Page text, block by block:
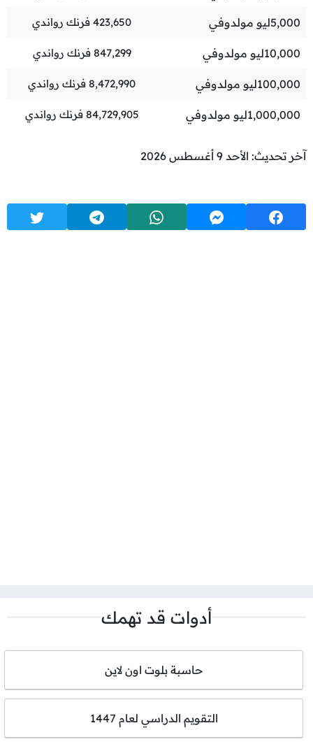
5,000ليو مولدوفي 423,650 فرنك رواندي
10,000ليو مولدوفي 847,299 فرنك رواندي
100,000ليو مولدوفي 8,472,990 فرنك رواندي
1,000,000ليو مولدوفي 84,729,905 فرنك رواندي
آخر تحديث: الأحد 9 أغسطس 2026
أدوات قد تهمك
حاسبة بلوت اون لاين
التقويم الدراسي لعام 1447